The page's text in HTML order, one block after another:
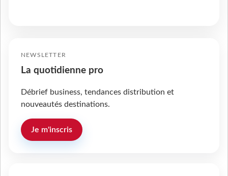
NEWSLETTER
La quotidienne pro
Débrief business, tendances distribution et
nouveautés destinations.
Je m'inscris